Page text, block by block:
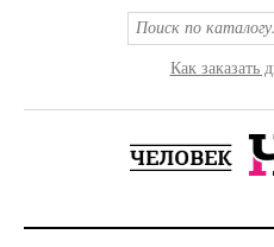
Как заказать